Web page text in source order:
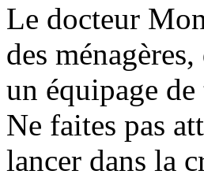
Le docteur
des
un équipage de
Ne faites pas
lancer dans la